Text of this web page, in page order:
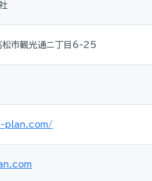
市観光通ニ丁目6-25
plan.com/